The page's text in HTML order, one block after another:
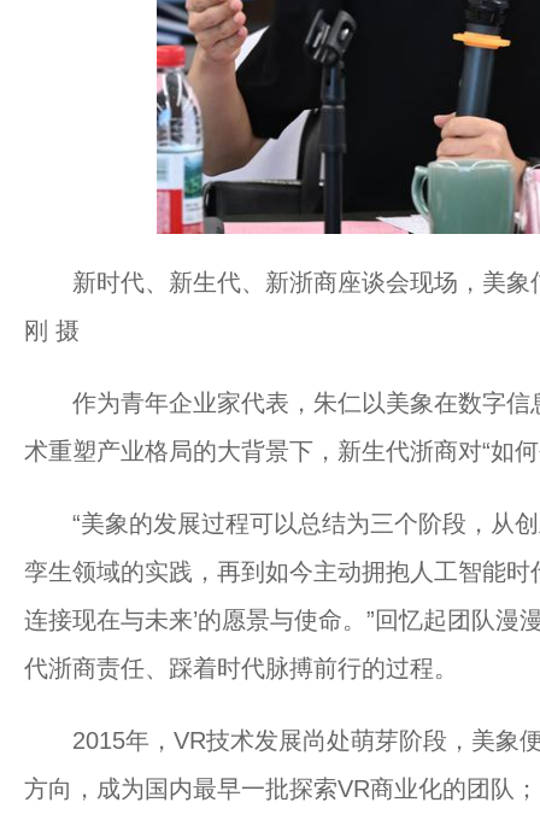
新时代、新生代、新浙商座谈会现场，美象
刚 摄
作为青年企业家代表，朱仁以美象在数字信
术重塑产业格局的大背景下，新生代浙商对“如
“美象的发展过程可以总结为三个阶段，从创
孪生领域的实践，再到如今主动拥抱人工智能时
连接现在与未来’的愿景与使命。”回忆起团队漫
代浙商责任、踩着时代脉搏前行的过程。
2015年，VR技术发展尚处萌芽阶段，美象便
方向，成为国内最早一批探索VR商业化的团队